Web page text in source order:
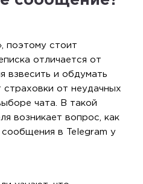
поэтому стоит
отличается от
взвесить и обдумать
страховки от неудачных
чата. В такой
возникает вопрос, как
в Telegram у